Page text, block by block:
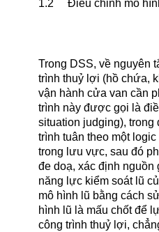
1.2 Điều chỉnh mô
Trong DSS, về nguyên
trình thuỷ lợi (hồ chứa,
vận hành cửa van cần
trình này được gọi là
situation judging), trong
trình tuân theo một
trong lưu vực, sau đó
đe doạ, xác định nguồn
năng lực kiểm soát lũ
mô hình lũ bằng cách
hình lũ là mấu chốt để
công trình thuỷ lợi,